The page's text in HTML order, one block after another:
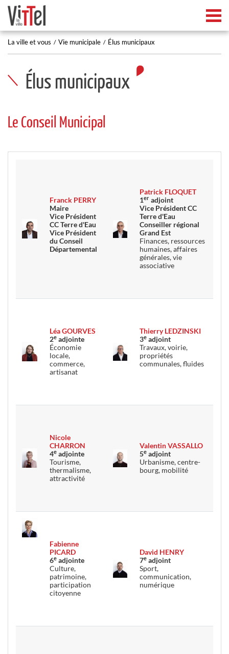
La ville et vous Vie municipale Élus municipaux
Élus municipaux
Le Conseil Municipal
Franck PERRY
Maire
Vice Président
CC Terre d'Eau
Vice Président
du Conseil
Départemental
Patrick FLOQUET
1er adjoint
Vice Président CC
Terre d'Eau
Conseiller régional
Grand Est
Finances, ressources
humaines, affaires
générales, vie
associative
Léa GOURVES
2e adjointe
Économie
locale,
commerce,
artisanat
Thierry LEDZINSKI
3e adjoint
Travaux, voirie,
propriétés
communales, fluides
Nicole
CHARRON
4e adjointe
Tourisme,
thermalisme,
attractivité
Valentin VASSALLO
5e adjoint
Urbanisme, centre-
bourg, mobilité
Fabienne
PICARD
6e adjointe
Culture,
patrimoine,
participation
citoyenne
David HENRY
7e adjoint
Sport,
communication,
numérique